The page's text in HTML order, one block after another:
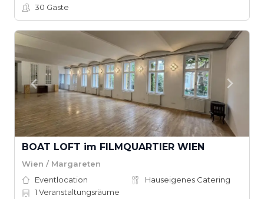
30 Gäste
BOAT LOFT im FILMQUARTIER WIEN
Wien / Margareten
Eventlocation
Hauseigenes Catering
1 Veranstaltungsräume